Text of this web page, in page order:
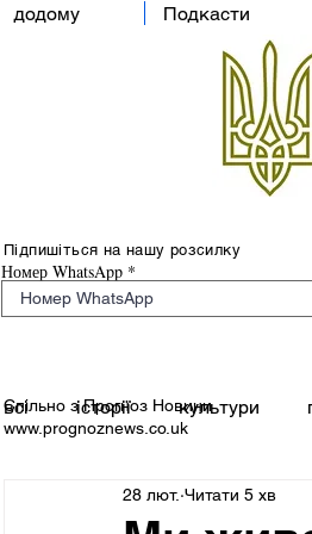
додому Подкасти
Підпишіться на нашу розсилку
Номер WhatsApp
Спільно з Прогноз Новини
www.prognoznews.co.uk
всі історії культури
28 лют. Читати 5 хв